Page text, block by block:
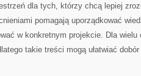
dla tych, którzy chcą lepiej
pomagają uporządkować
w konkretnym projekcie. Dla wielu
takie treści mogą ułatwiać